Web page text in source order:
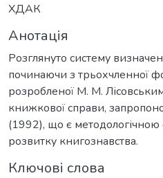
ХДАК
Анотація
Розглянуто систему
починаючи з трьохчленної
розробленої М. М.
книжкової справи,
(1992), що є
розвитку книгознавства.
Ключові слова